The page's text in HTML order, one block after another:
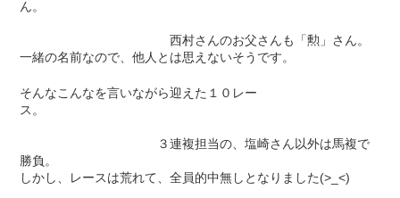
ん。
西村さんのお父さんも「勲」さん。
一緒の名前なので、他人とは思えないそうです。
そんなこんなを言いながら迎えた１０レー
ス。
３連複担当の、塩崎さん以外は馬複で
勝負。
しかし、レースは荒れて、全員的中無しとなりました(>_<)